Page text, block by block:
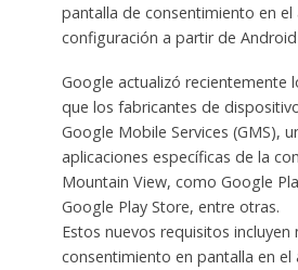
pantalla de consentimiento en el
configuración a partir de Android
Google actualizó recientemente
que los fabricantes de
Google Mobile Services (GMS),
aplicaciones específicas de la
Mountain View, como Google
Google Play Store, entre otras.
Estos nuevos requisitos
consentimiento en pantalla en el